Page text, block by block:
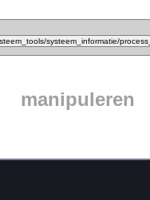
manipuleren